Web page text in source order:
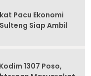
Pacu Ekonomi
Siap Ambil
1307 Poso,